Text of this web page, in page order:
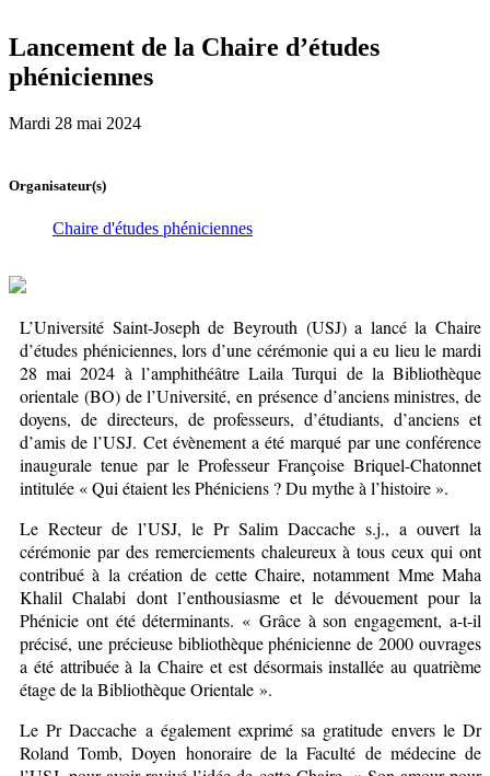
Lancement de la Chaire d’études
phéniciennes
Mardi 28 mai 2024
Organisateur(s)
Chaire d'études phéniciennes
L’Université Saint-Joseph de Beyrouth (USJ) a lancé la Chaire
d’études phéniciennes, lors d’une cérémonie qui a eu lieu le mardi
28 mai 2024 à l’amphithéâtre Laila Turqui de la Bibliothèque
orientale (BO) de l’Université, en présence d’anciens ministres, de
doyens, de directeurs, de professeurs, d’étudiants, d’anciens et
d’amis de l’USJ. Cet évènement a été marqué par une conférence
inaugurale tenue par le Professeur Françoise Briquel-Chatonnet
intitulée « Qui étaient les Phéniciens ? Du mythe à l’histoire ».
Le Recteur de l’USJ, le Pr Salim Daccache s.j., a ouvert la
cérémonie par des remerciements chaleureux à tous ceux qui ont
contribué à la création de cette Chaire, notamment Mme Maha
Khalil Chalabi dont l’enthousiasme et le dévouement pour la
Phénicie ont été déterminants. « Grâce à son engagement, a-t-il
précisé, une précieuse bibliothèque phénicienne de 2000 ouvrages
a été attribuée à la Chaire et est désormais installée au quatrième
étage de la Bibliothèque Orientale ».
Le Pr Daccache a également exprimé sa gratitude envers le Dr
Roland Tomb, Doyen honoraire de la Faculté de médecine de